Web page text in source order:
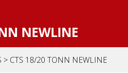
NEWLINE
> CTS 18/20 TONN NEWLINE